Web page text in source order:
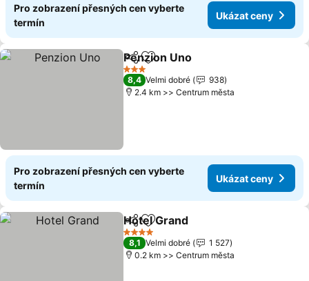
Pro zobrazení přesných cen vyberte
termín
Ukázat ceny
SdíletPřidat na seznam oblíbených
Penzion Uno
3 Počet hvězdiček
8,4 Velmi dobré
938
2.4 km >> Centrum města
Pro zobrazení přesných cen vyberte
termín
Ukázat ceny
SdíletPřidat na seznam oblíbených
Hotel Grand
4 Počet hvězdiček
8,1 Velmi dobré
1 527
0.2 km >> Centrum města